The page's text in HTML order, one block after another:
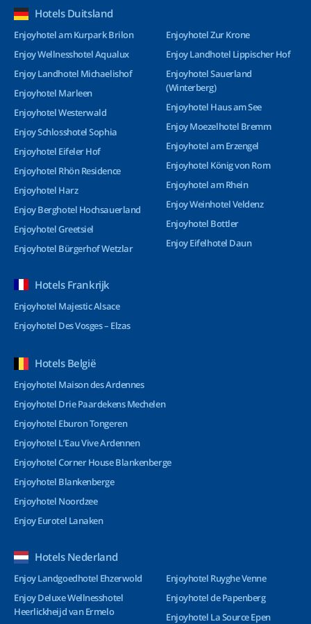
Hotels Duitsland
Enjoyhotel am Kurpark Brilon
Enjoy Wellnesshotel Aqualux
Enjoy Landhotel Michaelishof
Enjoyhotel Marleen
Enjoyhotel Westerwald
Enjoy Schlosshotel Sophia
Enjoyhotel Eifeler Hof
Enjoyhotel Rhön Residence
Enjoyhotel Harz
Enjoy Berghotel Hochsauerland
Enjoyhotel Greetsiel
Enjoyhotel Bürgerhof Wetzlar
Enjoyhotel Zur Krone
Enjoy Landhotel Lippischer Hof
Enjoyhotel Sauerland
(Winterberg)
Enjoyhotel Haus am See
Enjoy Moezelhotel Bremm
Enjoyhotel am Erzengel
Enjoyhotel König von Rom
Enjoyhotel am Rhein
Enjoy Weinhotel Veldenz
Enjoyhotel Bottler
Enjoy Eifelhotel Daun
Hotels Frankrijk
Enjoyhotel Majestic Alsace
Enjoyhotel Des Vosges – Elzas
Hotels België
Enjoyhotel Maison des Ardennes
Enjoyhotel Drie Paardekens Mechelen
Enjoyhotel Eburon Tongeren
Enjoyhotel L’Eau Vive Ardennen
Enjoyhotel Corner House Blankenberge
Enjoyhotel Blankenberge
Enjoyhotel Noordzee
Enjoy Eurotel Lanaken
Hotels Nederland
Enjoy Landgoedhotel Ehzerwold
Enjoy Deluxe Wellnesshotel
Heerlickheijd van Ermelo
Enjoyhotel Ruyghe Venne
Enjoyhotel de Papenberg
Enjoyhotel La Source Epen